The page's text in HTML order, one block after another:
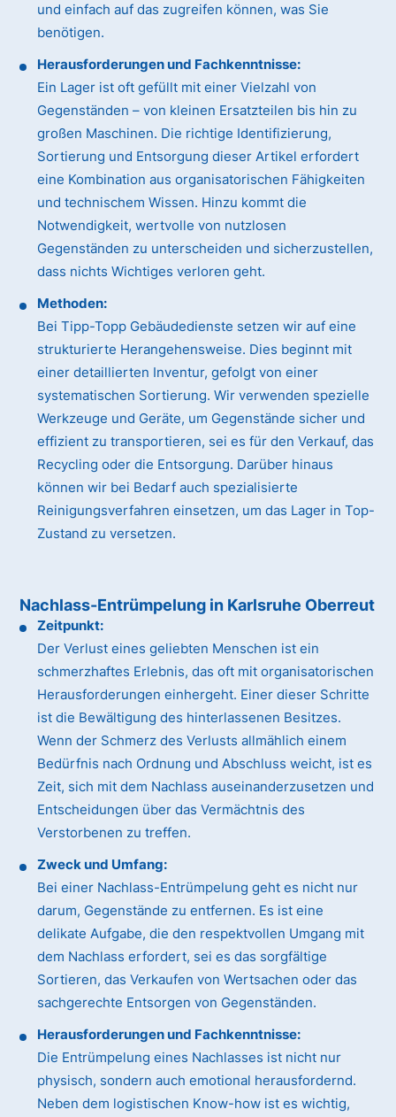
und einfach auf das zugreifen können, was Sie
benötigen.
Herausforderungen und Fachkenntnisse:
Ein Lager ist oft gefüllt mit einer Vielzahl von
Gegenständen – von kleinen Ersatzteilen bis hin zu
großen Maschinen. Die richtige Identifizierung,
Sortierung und Entsorgung dieser Artikel erfordert
eine Kombination aus organisatorischen Fähigkeiten
und technischem Wissen. Hinzu kommt die
Notwendigkeit, wertvolle von nutzlosen
Gegenständen zu unterscheiden und sicherzustellen,
dass nichts Wichtiges verloren geht.
Methoden:
Bei Tipp-Topp Gebäudedienste setzen wir auf eine
strukturierte Herangehensweise. Dies beginnt mit
einer detaillierten Inventur, gefolgt von einer
systematischen Sortierung. Wir verwenden spezielle
Werkzeuge und Geräte, um Gegenstände sicher und
effizient zu transportieren, sei es für den Verkauf, das
Recycling oder die Entsorgung. Darüber hinaus
können wir bei Bedarf auch spezialisierte
Reinigungsverfahren einsetzen, um das Lager in Top-
Zustand zu versetzen.
Nachlass-Entrümpelung in Karlsruhe Oberreut
Zeitpunkt:
Der Verlust eines geliebten Menschen ist ein
schmerzhaftes Erlebnis, das oft mit organisatorischen
Herausforderungen einhergeht. Einer dieser Schritte
ist die Bewältigung des hinterlassenen Besitzes.
Wenn der Schmerz des Verlusts allmählich einem
Bedürfnis nach Ordnung und Abschluss weicht, ist es
Zeit, sich mit dem Nachlass auseinanderzusetzen und
Entscheidungen über das Vermächtnis des
Verstorbenen zu treffen.
Zweck und Umfang:
Bei einer Nachlass-Entrümpelung geht es nicht nur
darum, Gegenstände zu entfernen. Es ist eine
delikate Aufgabe, die den respektvollen Umgang mit
dem Nachlass erfordert, sei es das sorgfältige
Sortieren, das Verkaufen von Wertsachen oder das
sachgerechte Entsorgen von Gegenständen.
Herausforderungen und Fachkenntnisse:
Die Entrümpelung eines Nachlasses ist nicht nur
physisch, sondern auch emotional herausfordernd.
Neben dem logistischen Know-how ist es wichtig,